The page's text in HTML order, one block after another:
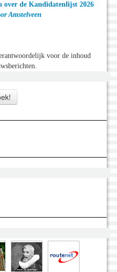
over de Kandidatenlijst 2026
Amstelveen
voor de inhoud